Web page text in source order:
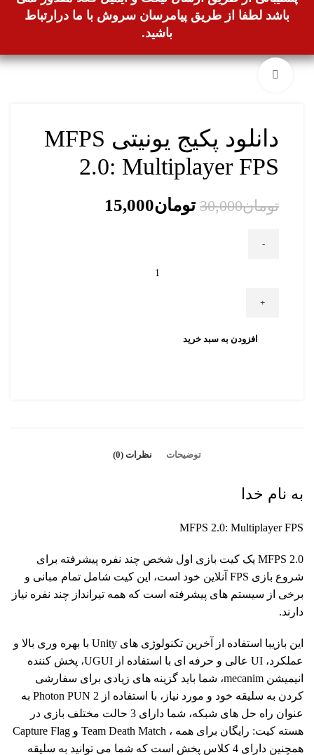
باشد لطفا از طریق پیامرسان سروش با ما درارتباط
باشید.
دانلود پکیج یونیتی MFPS
2.0: Multiplayer FPS
تومان30,000 تومان15,000
افزودن به سبد خرید
توضیحات نظرات (0)
به نام خدا
MFPS 2.0: Multiplayer FPS
MFPS 2.0 یک کیت بازی اول شخص چند نفره پیشرفته برای
شروع بازی FPS آنلاین خود است، این کیت شامل تمام مبانی و
برخی از سیستم های پیشرفته است که همه تیرانداز چند نفره نیاز
دارند.
این بازیبا استفاده از آخرین تکنولوژی های Unity با بهره وری بالا و
عملکرد، UI عالی و حرفه ای با استفاده از UGUI، پخش کننده
انیمیشن mecanim، شما باید گزینه های زیادی برای سفارشی
کردن به سلیقه خود و مورد نیاز، با استفاده از Photon PUN 2 به
عنوان راه حل های شبکه، شما دارای 3 حالت مختلف بازی در
هسته کیت: رایگان برای همه ، Team Death Match و Capture Flag
همچنین دارای 4 کلاس پخش است که شما می توانید به سلیقه